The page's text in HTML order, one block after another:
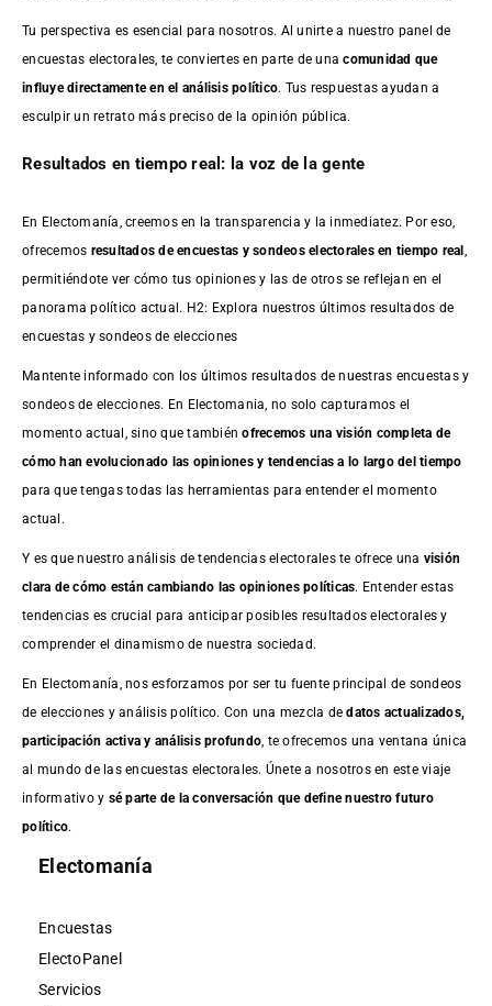
Tu perspectiva es esencial para nosotros. Al unirte a nuestro panel de
encuestas electorales, te conviertes en parte de unacomunidad que
influye directamente en el análisis político. Tus respuestas ayudan a
esculpir un retrato más preciso de la opinión pública.
Resultados en tiempo real: la voz de la gente
En Electomanía, creemos en la transparencia y la inmediatez. Por eso,
ofrecemos resultados deencuestas y sondeos electorales en tiempo real
permitiéndote ver cómo tus opiniones y las de otros se reflejan en el
panorama político actual. H2: Explora nuestros últimos resultados de
encuestas y sondeos de elecciones
Mantente informado con los últimos resultados de nuestras encuestasy
sondeos de elecciones. En Electomania, no solo capturamos el
momento actual, sino que tambiénofrecemos una visión completa de
cómo han evolucionado las opiniones y tendencias a lo largo del tiempo
para que tengas todas las herramientas para entender el momento
actual.
Y es que nuestro análisis de tendencias electorales te ofrece una visión
clara de cómo están cambiando las opiniones políticas. Entender estas
tendencias es crucial para anticipar posibles resultados electorales y
comprender el dinamismo de nuestra sociedad.
En Electomanía, nos esforzamos por ser tu fuente principal de sondeos
de elecciones y análisis político. Con una mezcla dedatos actualizados,
participación activa y análisis profundo , te ofrecemos una ventana única
al mundo de las encuestas electorales. Únete a nosotros en este viaje
informativo y sé parte de la conversación que define nuestro futuro
político.
Electomanía
Encuestas
ElectoPanel
Servicios